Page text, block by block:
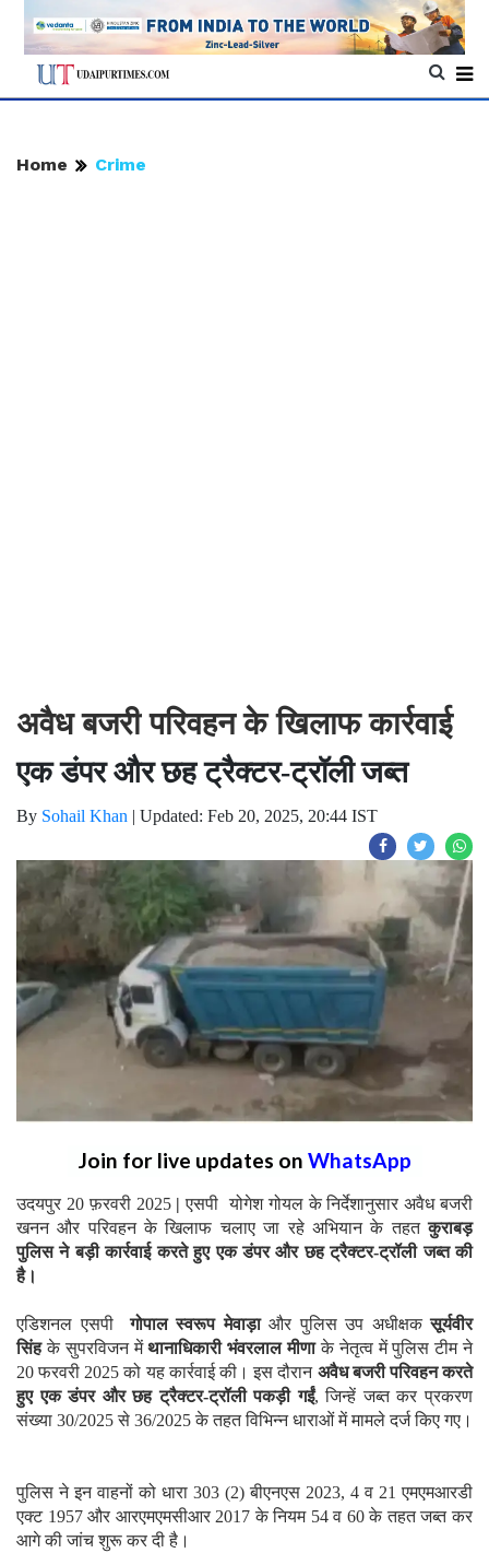
Home Crime
अवैध बजरी परिवहन के खिलाफ कार्रवाई
एक डंपर और छह ट्रैक्टर-ट्रॉली जब्त
By Sohail Khan | Updated: Feb 20, 2025, 20:44 IST
Join for live updates on WhatsApp
उदयपुर 20 फ़रवरी 2025|एसपी योगेश गोयल के निर्देशानुसार अवैध बजरी
खनन और परिवहन के खिलाफ चलाए जा रहे अभियान के तहतकुराबड़
पुलिस ने बड़ी कार्रवाई करते हुए एक डंपर और छह ट्रैक्टर-ट्रॉली जब्त की
है।
एडिशनल एसपीगोपाल स्वरूप मेवाड़ाऔर पुलिस उप अधीक्षकसूर्यवीर
सिंहके सुपरविजन मेंथानाधिकारी भंवरलाल मीणाके नेतृत्व में पुलिस टीम ने
20 फरवरी 2025 को यह कार्रवाई की। इस दौरान अवैध बजरी परिवहन करते
हुए एक डंपर और छह ट्रैक्टर-ट्रॉली पकड़ी गईं, जिन्हें जब्त कर प्रकरण
संख्या 30/2025 से 36/2025 के तहत विभिन्न धाराओं में मामले दर्ज किए गए।
पुलिस ने इन वाहनों को धारा 303 (2) बीएनएस 2023, 4 व 21 एमएमआरडी
एक्ट 1957 और आरएमएमसीआर 2017 के नियम 54 व 60 के तहत जब्त कर
आगे की जांच शुरू कर दी है।